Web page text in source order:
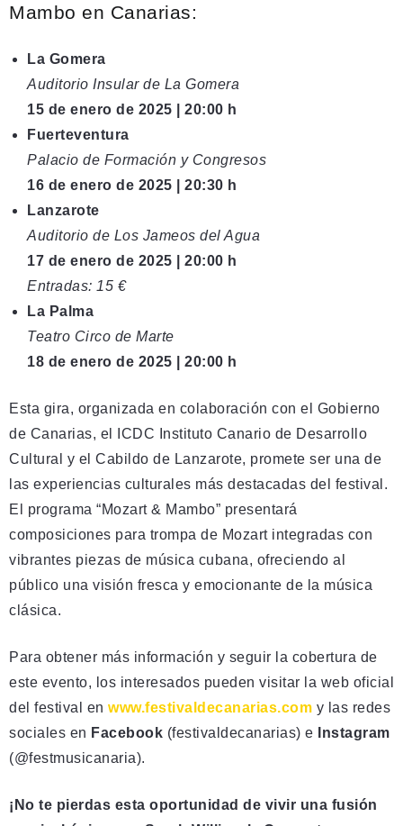
Mambo en Canarias:
La Gomera
Auditorio Insular de La Gomera
15 de enero de 2025 | 20:00 h
Fuerteventura
Palacio de Formación y Congresos
16 de enero de 2025 | 20:30 h
Lanzarote
Auditorio de Los Jameos del Agua
17 de enero de 2025 | 20:00 h
Entradas: 15 €
La Palma
Teatro Circo de Marte
18 de enero de 2025 | 20:00 h
Esta gira, organizada en colaboración con el Gobierno
de Canarias, el ICDC Instituto Canario de Desarrollo
Cultural y el Cabildo de Lanzarote, promete ser una de
las experiencias culturales más destacadas del festival.
El programa “Mozart & Mambo” presentará
composiciones para trompa de Mozart integradas con
vibrantes piezas de música cubana, ofreciendo al
público una visión fresca y emocionante de la música
clásica.
Para obtener más información y seguir la cobertura de
este evento, los interesados pueden visitar la web oficial
del festival en www.festivaldecanarias.com y las redes
sociales en Facebook (festivaldecanarias) e
Instagram
(@festmusicanaria).
¡No te pierdas esta oportunidad de vivir una fusión